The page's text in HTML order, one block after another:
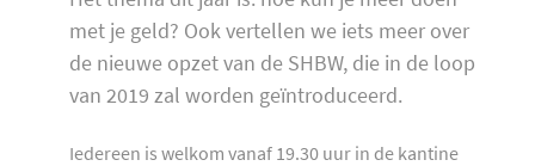
met je geld? Ook vertellen we iets meer over
de nieuwe opzet van de SHBW, die in de loop
van 2019 zal worden geïntroduceerd.
Iedereen is welkom vanaf 19.30 uur in de kantine